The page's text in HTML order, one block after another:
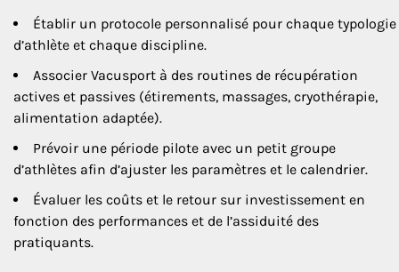
Établir un protocole personnalisé pour chaque typologie
d’athlète et chaque discipline.
Associer Vacusport à des routines de récupération
actives et passives (étirements, massages, cryothérapie,
alimentation adaptée).
Prévoir une période pilote avec un petit groupe
d’athlètes afin d’ajuster les paramètres et le calendrier.
Évaluer les coûts et le retour sur investissement en
fonction des performances et de l’assiduité des
pratiquants.